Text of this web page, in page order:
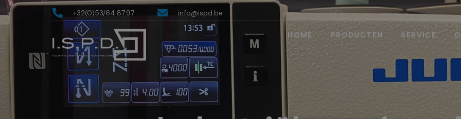
+32(0)53/64.87.97 info@ispd.be
HOME PRODUCTEN SERVICE